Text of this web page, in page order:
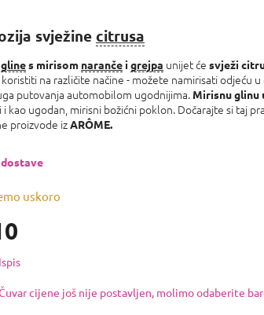
uskoro
svježine citrusa
glines mirisom naranče i grejpa unijet će svježi
na različite načine - možete namirisati odjeću
putovanja automobilom ugodnijima. Mirisnu glinu
kao ugodan, mirisni božićni poklon. Dočarajte si taj
proizvode izARÔME.
Ispis
cijene još nije postavljen, molimo odaberite